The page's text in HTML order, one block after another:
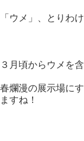
「ウメ」、とりわ
３月頃からウメを
春爛漫の展示場に
ますね！